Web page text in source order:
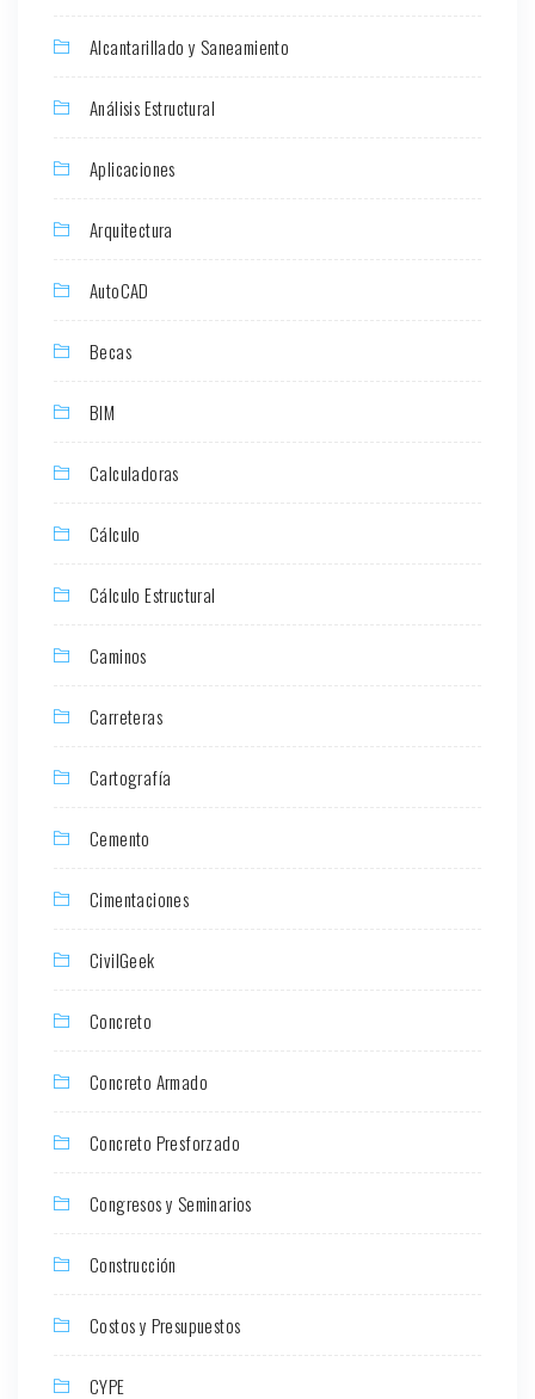
Alcantarillado y Saneamiento
Análisis Estructural
Aplicaciones
Arquitectura
AutoCAD
Becas
BIM
Calculadoras
Cálculo
Cálculo Estructural
Caminos
Carreteras
Cartografía
Cemento
Cimentaciones
CivilGeek
Concreto
Concreto Armado
Concreto Presforzado
Congresos y Seminarios
Construcción
Costos y Presupuestos
CYPE